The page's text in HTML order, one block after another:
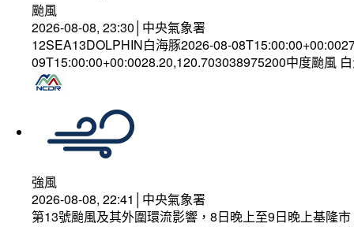
颱風
2026-08-08, 23:30│中央氣象署
12SEA13DOLPHIN白海豚2026-08-
09T15:00:00+00:0028.20,120.703038975200中度颱風
強風
2026-08-08, 22:41│中央氣象署
第13號颱風及其外圍環流影響，8日晚上至9日晚上基隆